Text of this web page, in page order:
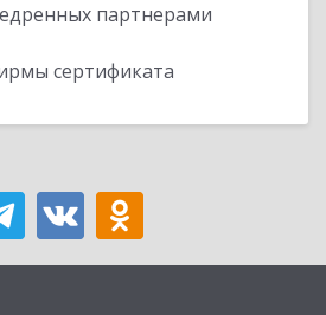
партнерами
сертификата